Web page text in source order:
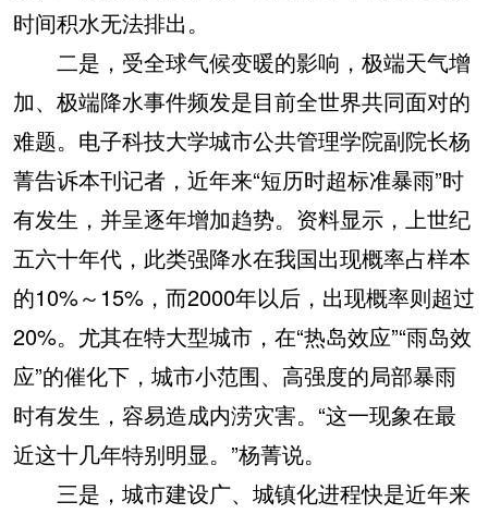
时间积水无法排出。
二是，受全球气候变暖的影响，极端天气增
加、极端降水事件频发是目前全世界共同面对的
难题。电子科技大学城市公共管理学院副院长杨
菁告诉本刊记者，近年来“短历时超标准暴雨”时
有发生，并呈逐年增加趋势。资料显示，上世纪
五六十年代，此类强降水在我国出现概率占样本
的10%～15%，而2000年以后，出现概率则超过
20%。尤其在特大型城市，在“热岛效应”“雨岛效
应”的催化下，城市小范围、高强度的局部暴雨
时有发生，容易造成内涝灾害。“这一现象在最
近这十几年特别明显。”杨菁说。
三是，城市建设广、城镇化进程快是近年来